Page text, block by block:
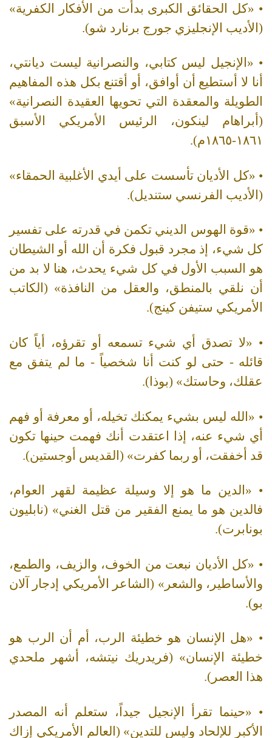
• «كل الحقائق الكبرى بدأت من الأفكار الكفرية»
(الأديب الإنجليزي جورج برنارد شو).
• «الإنجيل ليس كتابي، والنصرانية ليست ديانتي،
أنا لا أستطيع أن أوافق، أو أقتنع بكل هذه المفاهيم
الطويلة والمعقدة التي تحويها العقيدة النصرانية»
(أبراهام لينكون، الرئيس الأمريكي الأسبق
١٨٦١-١٨٦٥م).
• «كل الأديان تأسست على أيدي الأغلبية الحمقاء»
(الأديب الفرنسي ستنديل).
• «قوة الهوس الديني تكمن في قدرته على تفسير
كل شيء، إذ مجرد قبول فكرة أن الله أو الشيطان
هو السبب الأول في كل شيء يحدث، هنا لا بد من
أن نلقي بالمنطق، والعقل من النافذة» (الكاتب
الأمريكي ستيفن كينج).
• «لا تصدق أي شيء تسمعه أو تقرؤه، أياً كان
قائله - حتى لو كنت أنا شخصياً - ما لم يتفق مع
عقلك، وحاستك» (بوذا).
• «الله ليس بشيء يمكنك تخيله، أو معرفة أو فهم
أي شيء عنه، إذا اعتقدت أنك فهمت حينها تكون
قد أخفقت، أو ربما كفرت» (القديس أوجستين).
• «الدين ما هو إلا وسيلة عظيمة لقهر العوام،
فالدين هو ما يمنع الفقير من قتل الغني» (نابليون
بونابرت).
• «كل الأديان نبعت من الخوف، والزيف، والطمع،
والأساطير، والشعر» (الشاعر الأمريكي إدجار آلان
بو).
• «هل الإنسان هو خطيئة الرب، أم أن الرب هو
خطيئة الإنسان» (فريدريك نيتشه، أشهر ملحدي
هذا العصر).
• «حينما تقرأ الإنجيل جيداً، ستعلم أنه المصدر
الأكبر للإلحاد وليس للتدين» (العالم الأمريكي إزاك